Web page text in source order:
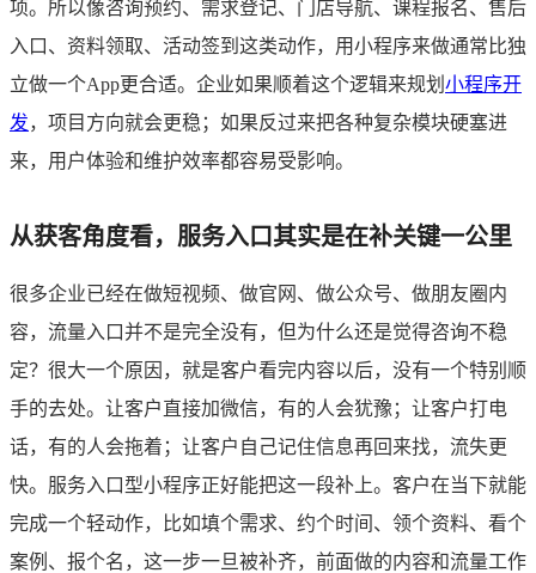
项。所以像咨询预约、需求登记、门店导航、课程报名、售后
入口、资料领取、活动签到这类动作，用小程序来做通常比独
立做一个App更合适。企业如果顺着这个逻辑来规划 小程序开
发，项目方向就会更稳；如果反过来把各种复杂模块硬塞进
来，用户体验和维护效率都容易受影响。
从获客角度看，服务入口其实是在补关键一公里
很多企业已经在做短视频、做官网、做公众号、做朋友圈内
容，流量入口并不是完全没有，但为什么还是觉得咨询不稳
定？很大一个原因，就是客户看完内容以后，没有一个特别顺
手的去处。让客户直接加微信，有的人会犹豫；让客户打电
话，有的人会拖着；让客户自己记住信息再回来找，流失更
快。服务入口型小程序正好能把这一段补上。客户在当下就能
完成一个轻动作，比如填个需求、约个时间、领个资料、看个
案例、报个名，这一步一旦被补齐，前面做的内容和流量工作